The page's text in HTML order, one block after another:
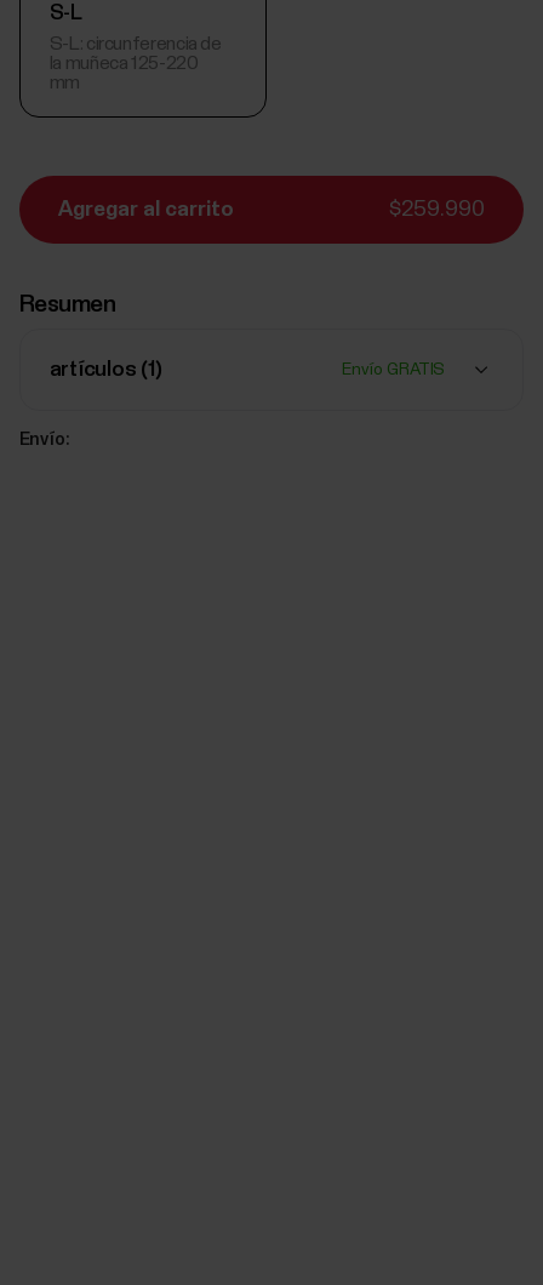
S-L
S-L: circunferencia de
la muñeca 125-220
mm
Agregar al carrito $259.990
Resumen
artículos (1 ) Envío GRATIS
Envío: